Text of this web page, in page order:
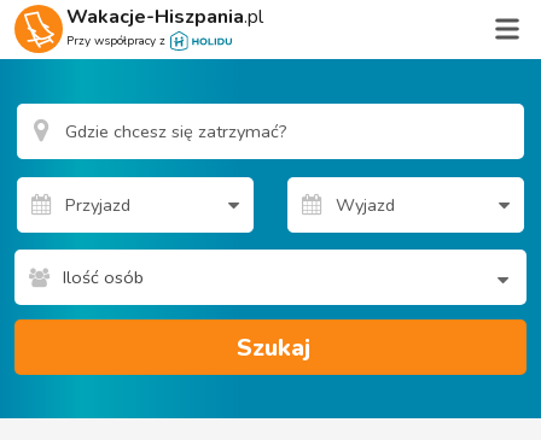
Wakacje-Hiszpania.pl
Przy współpracy z
Ilość osób
Szukaj